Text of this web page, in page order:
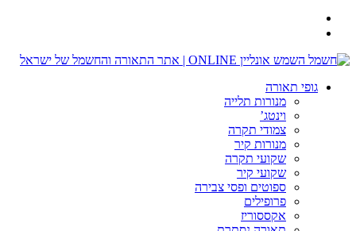
גופי תאורה
מנורות תלייה
וינטג’
צמודי תקרה
מנורות קיר
שקועי תקרה
שקועי קיר
ספוטים ופסי צבירה
פרופילים
אקססוריז